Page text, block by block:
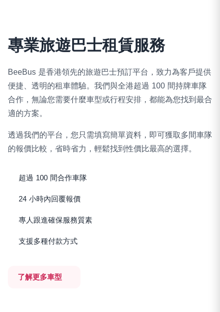
專業旅遊巴士租賃服務
BeeBus 是香港領先的旅遊巴士預訂平台，致力為客戶提供
便捷、透明的租車體驗。我們與全港超過 100 間持牌車隊
合作，無論您需要什麼車型或行程安排，都能為您找到最合
適的方案。
透過我們的平台，您只需填寫簡單資料，即可獲取多間車隊
的報價比較，省時省力，輕鬆找到性價比最高的選擇。
超過 100 間合作車隊
24 小時內回覆報價
專人跟進確保服務質素
支援多種付款方式
了解更多車型